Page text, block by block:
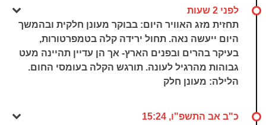
לפני 2 שעות
תחזית מזג האוויר היום: בבוקר מעונן חלקית ובהמשך
היום ייעשה נאה. תחול ירידה קלה בטמפרטורות,
בעיקר בהרים ובפנים הארץ- אך הן עדיין תהיינה מעט
גבוהות מהרגיל לעונה. תורגש הקלה בעומסי החום.
הלילה: מעונן חלק
כ"ב אב התשפ"ו, 15:24